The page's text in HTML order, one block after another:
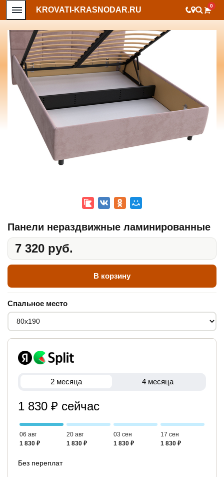
KROVATI-KRASNODAR.RU 0
Панели нераздвижные ламинированные
7 320 руб.
В корзину
Спальное место
2 месяца 4 месяца
1 830 ₽ сейчас
06 авг
1 830 ₽
20 авг
1 830 ₽
03 сен
1 830 ₽
17 сен
1 830 ₽
Без переплат